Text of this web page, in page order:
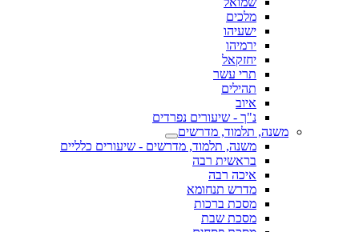
מלכים
ישעיהו
ירמיהו
יחזקאל
תרי עשר
תהילים
איוב
נ"ך - שיעורים נפרדים
משנה, תלמוד, מדרשים
משנה, תלמוד, מדרשים - שיעורים כלליים
בראשית רבה
איכה רבה
מדרש תנחומא
מסכת ברכות
מסכת שבת